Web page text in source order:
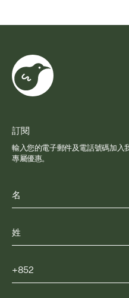
訂閱
輸入您的電子郵件及電話號碼加入
專屬優惠。